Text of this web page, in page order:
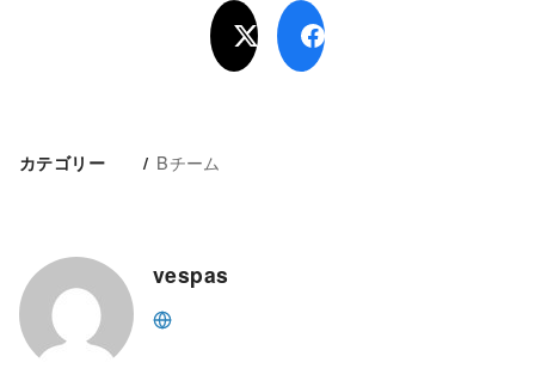
カテゴリー Bチーム
vespas